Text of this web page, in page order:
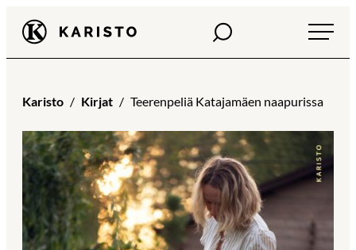
Siirry
suoraan
sisältöön
Karisto Haku
Karisto Kirjat Teerenpeliä Katajamäen naapurissa